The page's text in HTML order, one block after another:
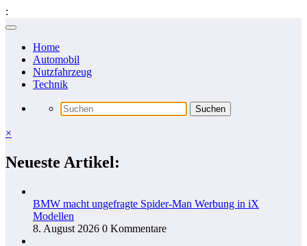
:
Zum
springenHome
Automobil
Nutzfahrzeug
Technik
×
Neueste Artikel:
BMW macht ungefragte Spider-Man Werbung in iX
Modellen
8. August 2026 0 Kommentare